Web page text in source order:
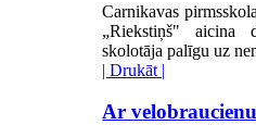
Carnikavas
„Riekstiņš" aicina
skolotāja palīguuz
| Drukāt |
Ar